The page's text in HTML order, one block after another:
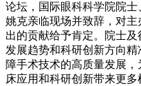
论坛，国际眼科科学院院
姚克亲临现场并致辞，对
出的贡献给予肯定。院士
发展趋势和科研创新方向
障手术技术的高质量发展
床应用和科研创新带来更多